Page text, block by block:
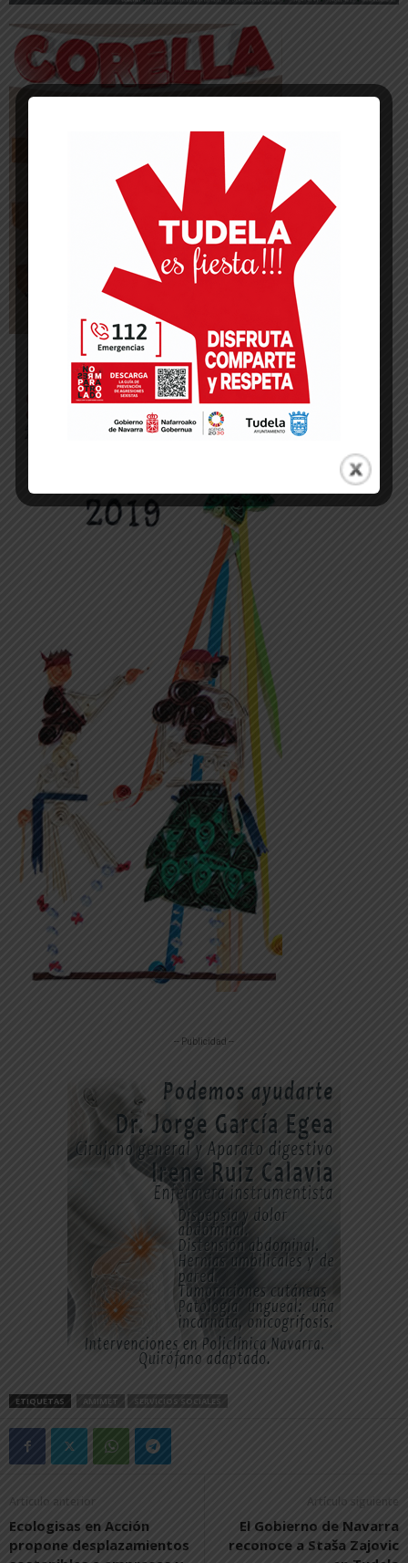
-- Publicidad --
ETIQUETAS AMIMET SERVICIOS SOCIALES
Artículo anterior
Ecologisas en Acción
propone desplazamientos
Artículo siguiente
El Gobierno de Navarra
reconoce a Staša Zajovic